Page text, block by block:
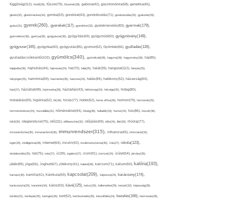
függőség(112), fürdő(26), fűszer(79), fűszerek(28), gabona(42), gasztronómia(58), genetika(45),
glutén(32), gluténmentes(34), gomba(53), gondolat(43), gondolkodás(71), gondoskodás(33), gyakorlat(29),
gyász(31), gyerek(260), gyerekek(117), gyerekkor(32), gyereknevelés(83), gyermek(179),
gyermekkor(36), gyertya(28), gyógyászat(36), gyógyítás(69), gyógymód(50), gyógynövény(149),
gyógyszer(165), gyógytea(40), gyógyulás(85), gyomor(62), Gyömbér(66), gyulladás(126),
gyulladáscsökkentő(102), gyümölcs(340), gyümölcslé(28), hagyma(28), hagyomány(36), haj(85),
hajápolás(36), hajhullás(44), hajmosás(24), hal(70), hála(25), halál(39), hangulat(112), hányás(25),
hányinger(25), harmónia(69), hasmenés(35), hasznos(24), hatás(84), hatékony(52), házasság(64),
házi(27), háziállat(48), házimunka(28), háztartás(43), hétköznap(24), hétvége(25), hideg(80),
hidratálás(69), higiénia(52), hit(26), hízás(77), hobbi(62), home office(26), hormon(79), hormonok(25),
hormonrendszer(24), hozzáállás(31), hőmérséklet(44), hőség(36), hulladék(33), humor(24), hús(86), húsvét(36),
hűtő(30), idegrendszer(75), idő(111), időbeosztás(32), időjárás(69), idős(24), illat(30), illóolaj(77),
immunerősítés(30), immunerősítő(36), immunrendszer(315), influenza(45), információ(33),
inger(29), intelligencia(28), internet(64), inzulin(42), inzulinrezisztencia(35), írás(27), iskola(123),
iskolakezdés(25), ital(75), ivás(27), íz(39), izgalom(27), izom(91), izomzat(24), ízület(54), járvány(35),
játék(89), jóga(56), Joghurt(67), jótékony(41), kaland(28), kalcium(71), kálium(50), kalória(193),
kamasz(30), kamilla(41), Kánikula(59), kapcsolat(209), káposzta(24), karácsony(174),
karácsonyfa(25), karantén(34), káros(53), kávé(125), keksz(29), kellemetlen(29), kenyér(32), képesség(28),
kérdés(31), kerékpár(25), keringés(26), kert(52), kertészkedés(26), készülődés(24), kezelés(166), kézmosás(28),